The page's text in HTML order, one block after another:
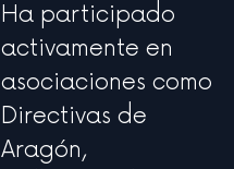
Ha participado
activamente en
asociaciones como
Directivas de
Aragón,